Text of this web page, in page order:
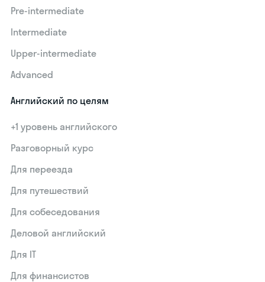
Pre-intermediate
Intermediate
Upper-intermediate
Advanced
Английский по целям
+1 уровень английского
Разговорный курс
Для переезда
Для путешествий
Для собеседования
Деловой английский
Для IT
Для финансистов